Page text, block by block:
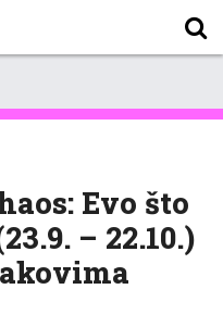
Evo što
– 22.10.)